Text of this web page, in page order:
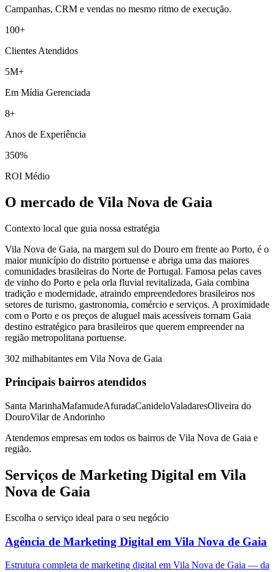
Campanhas, CRM e vendas no mesmo ritmo de execução.
100+
Clientes Atendidos
5M+
Em Mídia Gerenciada
8+
Anos de Experiência
350%
ROI Médio
O mercado de Vila Nova de Gaia
Contexto local que guia nossa estratégia
Vila Nova de Gaia, na margem sul do Douro em frente ao Porto, é o
maior município do distrito portuense e abriga uma das maiores
comunidades brasileiras do Norte de Portugal. Famosa pelas caves
de vinho do Porto e pela orla fluvial revitalizada, Gaia combina
tradição e modernidade, atraindo empreendedores brasileiros nos
setores de turismo, gastronomia, comércio e serviços. A proximidade
com o Porto e os preços de aluguel mais acessíveis tornam Gaia
destino estratégico para brasileiros que querem empreender na
região metropolitana portuense.
302 milhabitantes em Vila Nova de Gaia
Principais bairros atendidos
Santa MarinhaMafamudeAfuradaCanideloValadaresOliveira do
DouroVilar de Andorinho
Atendemos empresas em todos os bairros de Vila Nova de Gaia e
região.
Serviços de Marketing Digital em Vila
Nova de Gaia
Escolha o serviço ideal para o seu negócio
Agência de Marketing Digital em Vila Nova de Gaia
Estrutura completa de marketing digital em Vila Nova de Gaia — da